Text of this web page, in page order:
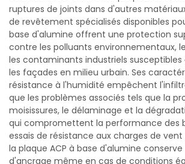
ruptures de joints dans d'autres
de revêtement spécialisés disponibles
base d'alumine offrent une protection
contre les polluants environnementaux,
les contaminants industriels
les façades en milieu urbain. Ses
résistance à l'humidité empêchent
que les problèmes associés tels que la
moisissures, le délaminage et la
qui compromettent la performance des
essais de résistance aux charges de
la plaque ACP à base d'alumine
d'ancrage même en cas de conditions